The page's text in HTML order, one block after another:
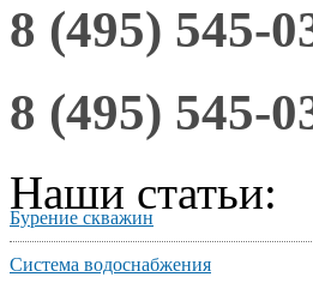
8 (495) 545-
8 (495) 545-
Наши статьи:
Бурение скважин
Система водоснабжения